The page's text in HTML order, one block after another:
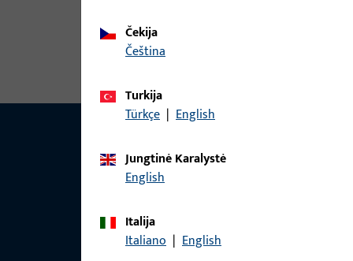
Generalinis direktorius:
Čekija
čeština
Turkija
Türkçe | English
Jungtinė Karalystė
English
Italija
Italiano | English